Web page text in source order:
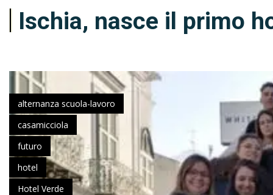
Ischia, nasce il primo
alternanza scuola-lavoro
casamicciola
futuro
hotel
Hotel Verde